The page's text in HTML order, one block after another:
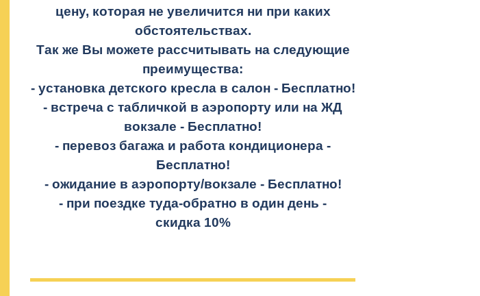
цену, которая не увеличится ни при каких
обстоятельствах.
Так же Вы можете рассчитывать на следующие
преимущества:
- установка детского кресла в салон - Бесплатно!
- встреча с табличкой в аэропорту или на ЖД
вокзале - Бесплатно!
- перевоз багажа и работа кондиционера -
Бесплатно!
- ожидание в аэропорту/вокзале - Бесплатно!
- при поездке туда-обратно в один день -
скидка 10%